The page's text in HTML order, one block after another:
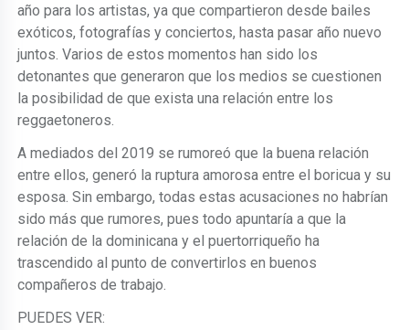
año para los artistas, ya que compartieron desde bailes
exóticos, fotografías y conciertos, hasta pasar año nuevo
juntos. Varios de estos momentos han sido los
detonantes que generaron que los medios se cuestionen
la posibilidad de que exista una relación entre los
reggaetoneros.
A mediados del 2019 se rumoreó que la buena relación
entre ellos, generó la ruptura amorosa entre el boricua y su
esposa. Sin embargo, todas estas acusaciones no habrían
sido más que rumores, pues todo apuntaría a que la
relación de la dominicana y el puertorriqueño ha
trascendido al punto de convertirlos en buenos
compañeros de trabajo.
PUEDES VER: